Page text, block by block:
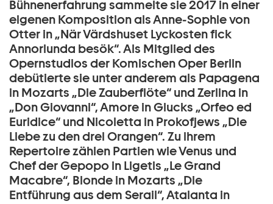
Bühnenerfahrung sammelte sie 2017 in einer
eigenen Komposition als Anne-Sophie von
Otter in „När Värdshuset Lyckosten fick
Annorlunda besök“. Als Mitglied des
Opernstudios der Komischen Oper Berlin
debütierte sie unter anderem als Papagena
in Mozarts „Die Zauberflöte“ und Zerlina in
„Don Giovanni“, Amore in Glucks „Orfeo ed
Euridice“ und Nicoletta in Prokofjews „Die
Liebe zu den drei Orangen“. Zu ihrem
Repertoire zählen Partien wie Venus und
Chef der Gepopo in Ligetis „Le Grand
Macabre“, Blonde in Mozarts „Die
Entführung aus dem Serail“, Atalanta in